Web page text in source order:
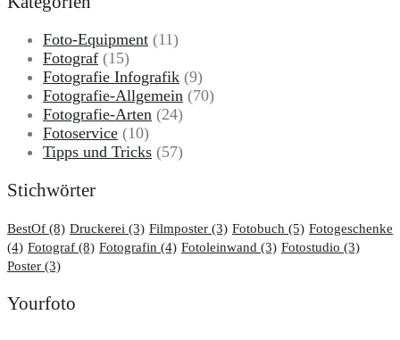
Foto-Equipment (11)
Fotograf (15)
Fotografie Infografik (9)
Fotografie-Allgemein (70)
Fotografie-Arten (24)
Fotoservice (10)
Tipps und Tricks (57)
Stichwörter
BestOf (8) Druckerei (3) Filmposter (3) Fotobuch (5) Fotogeschenke
(4) Fotograf (8) Fotografin (4) Fotoleinwand (3) Fotostudio (3)
Poster (3)
Yourfoto